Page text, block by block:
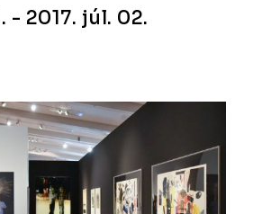
- 2017. júl. 02.